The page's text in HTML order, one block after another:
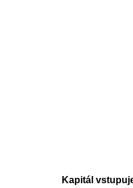
Kapitál